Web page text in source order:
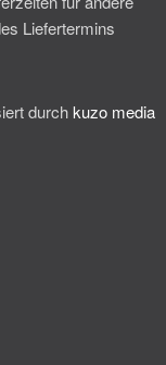
Liefertermins
durchkuzo media